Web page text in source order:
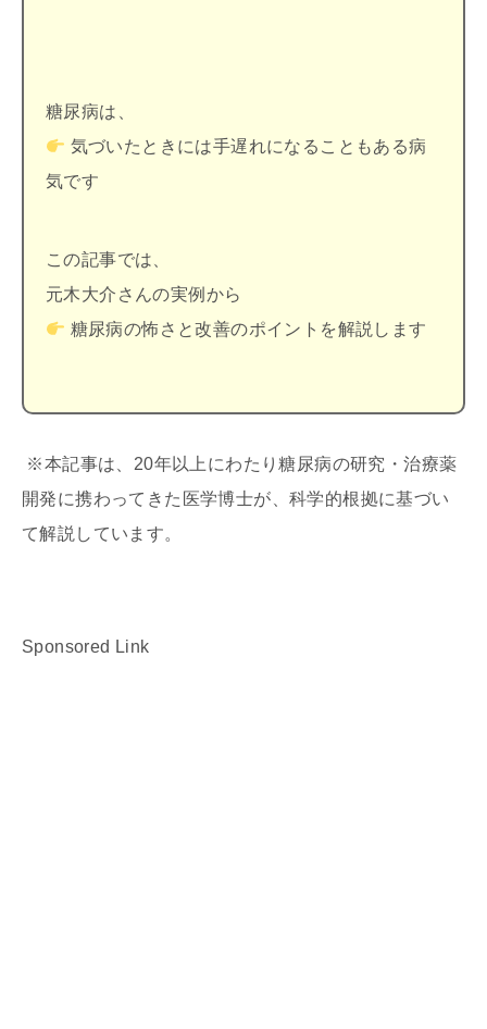
糖尿病は、
気づいたときには手遅れになることもある病
気です
この記事では、
元木大介さんの実例から
糖尿病の怖さと改善のポイントを解説します
※本記事は、20年以上にわたり糖尿病の研究・治療薬
開発に携わってきた医学博士が、科学的根拠に基づい
て解説しています。
Sponsored Link